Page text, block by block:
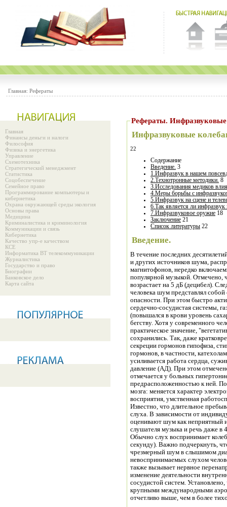
Главная: Рефераты
Главная
Финансы деньги и налоги
Философия
Физика и энергетика
Управление
Схемотехника
Стратегический менеджмент
Статистика
Соцобеспечение
Семейное право
Программирование компьютеры и
кибернетика
Охрана окружающей среды экология
Основы права
Медицина
Криминалистика и криминология
Коммуникации и связь
Кибернетика
Качество упр-е качеством
КСЕ
Информатика ВТ телекоммуникации
Журналистика
Государство и право
Биографии
Банковское дело
Карта сайта
Рефераты.
Инфразвуковые
22
Содержание
Введение. 3
1.Инфразвук в нашем
2.Технотронные методики. 8
3.
Исследования
4.Меры борьбы с
5.Инфразвук на сцене и
6.Так является ли
7.Инфразвуковое оружие 18
Заключение 21
Список литературы 22
Введение.
В течение последних
и других источников шума,
магнитофонов, нередко
популярной музыкой. Отмечено,
возрастает на 5 дБ (децибел).
человека шум представлял собой
опасности. При этом быстро
сердечно-сосудистая системы,
(повышался в крови уровень
бегству. Хотя у современного
практическое значение,
сохранились. Так, даже
секреции гормонов гипофиза,
гормонов, в частности,
усиливается работа сердца,
давление (АД). При этом
отмечается у больных
предрасположенностью к ней.
мозга: меняется характер
восприятия, умственная
Известно, что длительное
слуха. В зависимости от
оценивают шум как
слушателя музыка и речь даже в
Обычно слух воспринимает
секунду). Важно подчеркнуть,
чрезмерный шум в слышимом
невоспринимаемых слухом
также вызывает нервное
изменение деятельности
сосудистой систем.
крупными международными
отчетливо выше, чем в более